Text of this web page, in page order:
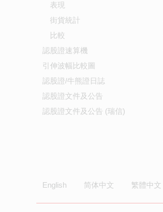
表現
街貨統計
比較
認股證速算機
引伸波幅比較圖
認股證/牛熊證日誌
認股證文件及公告
認股證文件及公告 (瑞信)
English 简体中文 繁體中文